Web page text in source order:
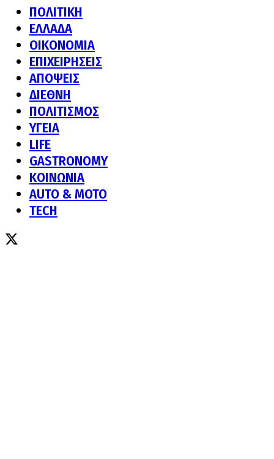
ΠΟΛΙΤΙΚΗ
ΕΛΛΑΔΑ
ΟΙΚΟΝΟΜΙΑ
ΕΠΙΧΕΙΡΗΣΕΙΣ
ΑΠΟΨΕΙΣ
ΔΙΕΘΝΗ
ΠΟΛΙΤΙΣΜΟΣ
ΥΓΕΙΑ
LIFE
GASTRONOMY
ΚΟΙΝΩΝΙΑ
AUTO & MOTO
TECH